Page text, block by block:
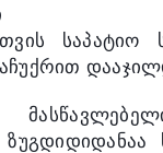
საპატიო
ზუგდიდიდანაა